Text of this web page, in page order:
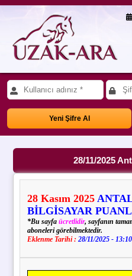
Yeni Şifre Al
28/11/2025
28Kasım 2025
BİLGİSAYAR
*Bu sayfaücretlidir, sayfanın
aboneleri görebilmektedir.
Eklenme Tarihi : 28/11/2025 - 13:10